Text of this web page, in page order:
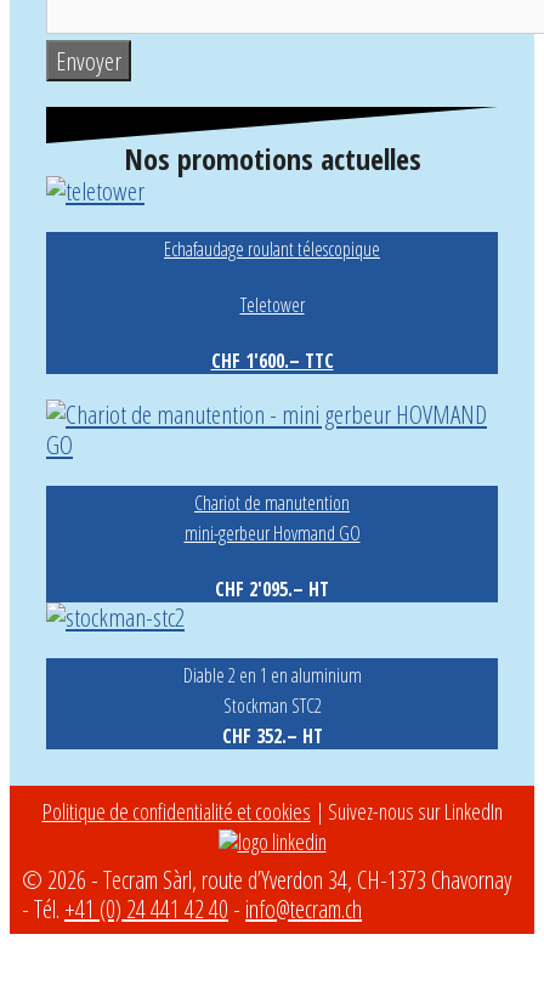
Nos promotions actuelles
Echafaudage roulant télescopique
Teletower
CHF 1'600.– TTC
Chariot de manutention
mini-gerbeur Hovmand GO
CHF 2'095.– HT
Diable 2 en 1 en aluminium
Stockman STC2
CHF 352.– HT
Politique de confidentialité et cookies | Suivez-nous sur LinkedIn
© 2026 - Tecram Sàrl, route d’Yverdon 34, CH-1373 Chavornay
- Tél. +41 (0) 24 441 42 40 - info@tecram.ch